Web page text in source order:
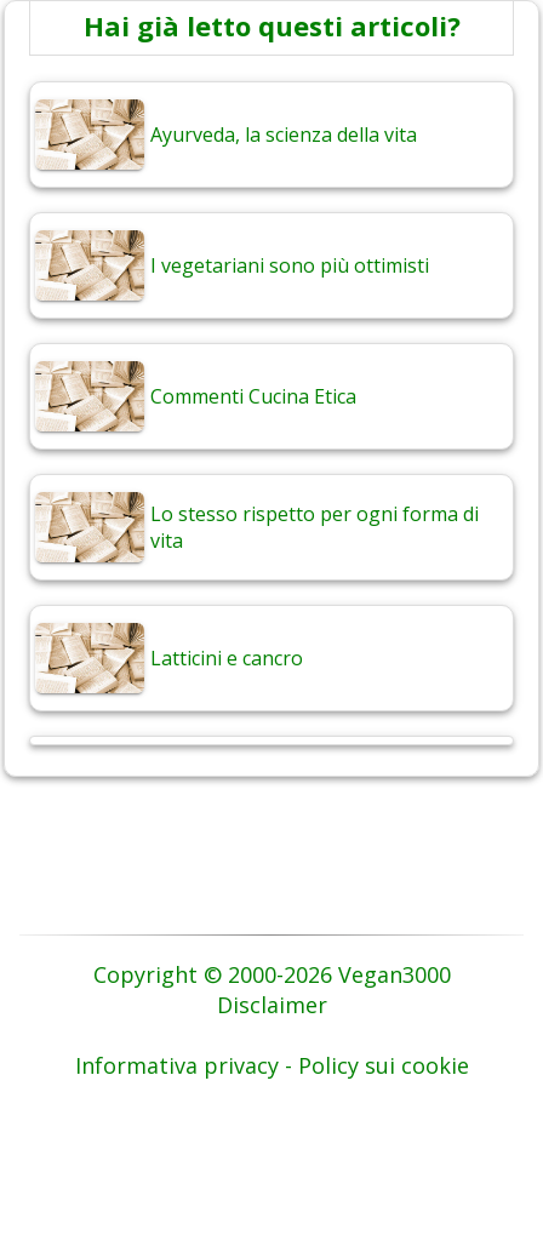
Hai già letto questi articoli?
Ayurveda, la scienza della vita
I vegetariani sono più ottimisti
Commenti Cucina Etica
Lo stesso rispetto per ogni forma di
vita
Latticini e cancro
Copyright © 2000-2026 Vegan3000
Disclaimer
Informativa privacy - Policy sui cookie